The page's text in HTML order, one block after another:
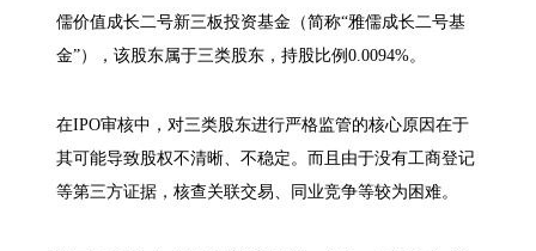
儒价值成长二号新三板投资基金（简称“雅儒成长二号基
金”），该股东属于三类股东，持股比例0.0094%。
在IPO审核中，对三类股东进行严格监管的核心原因在于
其可能导致股权不清晰、不稳定。而且由于没有工商登记
等第三方证据，核查关联交易、同业竞争等较为困难。